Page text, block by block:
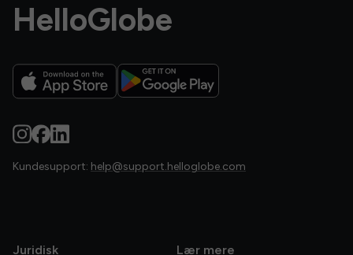
HelloGlobe
Kundesupport: help@support.helloglobe.com
Juridisk Lær mere